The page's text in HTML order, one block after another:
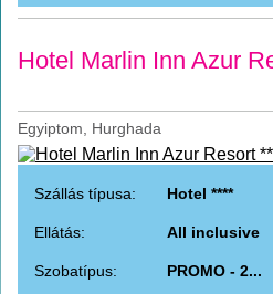
Hotel Marlin Inn Azur
Egyiptom, Hurghada
Szállás típusa: Hotel ****
Ellátás: All inclusive
Szobatípus:
PROMO - 2...